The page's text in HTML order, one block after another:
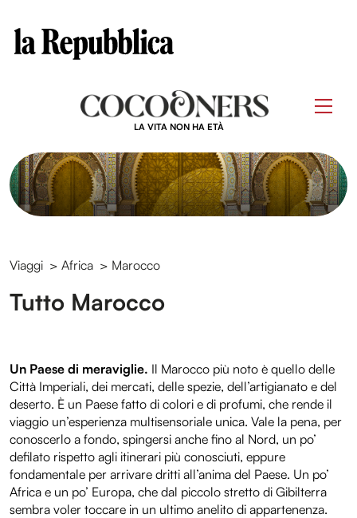
LA VITA NON HA ETÀ
Viaggi > Africa > Marocco
Tutto Marocco
Un Paese di meraviglie. Il Marocco più noto è quello delle
Città Imperiali, dei mercati, delle spezie, dell’artigianato e del
deserto. È un Paese fatto di colori e di profumi, che rende il
viaggio un’esperienza multisensoriale unica. Vale la pena, per
conoscerlo a fondo, spingersi anche fino al Nord, un po’
defilato rispetto agli itinerari più conosciuti, eppure
fondamentale per arrivare dritti all’anima del Paese. Un po’
Africa e un po’ Europa, che dal piccolo stretto di Gibilterra
sembra voler toccare in un ultimo anelito di appartenenza.